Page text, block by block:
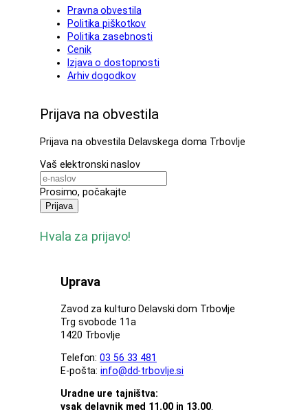
Pravna obvestila
Politika piškotkov
Politika zasebnosti
Cenik
Izjava o dostopnosti
Arhiv dogodkov
Prijava na obvestila
Prijava na obvestila Delavskega doma Trbovlje
Vaš elektronski naslov
Prosimo, počakajte
Prijava
Hvala za prijavo!
Uprava
Zavod za kulturo Delavski dom Trbovlje
Trg svobode 11a
1420 Trbovlje
Telefon:03 56 33 481
E-pošta:info@dd-trbovlje.si
Uradne ure tajništva:
vsak delavnik med 11.00 in 13.00.